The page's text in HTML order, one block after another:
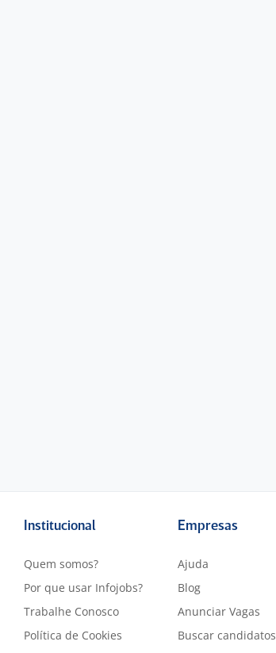
Institucional
Quem somos?
Por que usar Infojobs?
Trabalhe Conosco
Política de Cookies
Empresas
Ajuda
Blog
Anunciar Vagas
Buscar candidatos